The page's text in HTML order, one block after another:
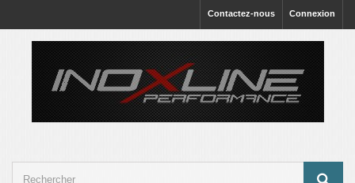
Connexion
Contactez-nous